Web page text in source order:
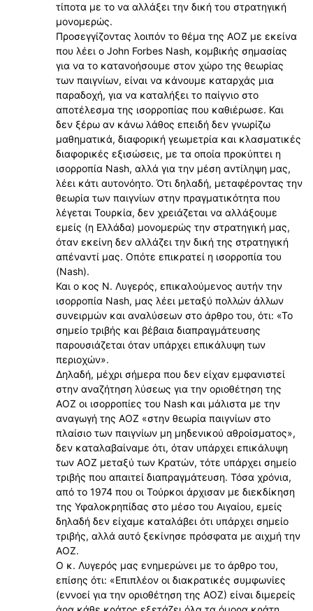
τίποτα με το να αλλάξει την δική του στρατηγική
μονομερώς.
Προσεγγίζοντας λοιπόν το θέμα της ΑΟΖ με εκείνα
που λέει ο John Forbes Nash, κομβικής σημασίας
για να το κατανοήσουμε στον χώρο της θεωρίας
των παιγνίων, είναι να κάνουμε καταρχάς μια
παραδοχή, για να καταλήξει το παίγνιο στο
αποτέλεσμα της ισορροπίας που καθιέρωσε. Και
δεν ξέρω αν κάνω λάθος επειδή δεν γνωρίζω
μαθηματικά, διαφορική γεωμετρία και κλασματικές
διαφορικές εξισώσεις, με τα οποία προκύπτει η
ισορροπία Nash, αλλά για την μέση αντίληψη μας,
λέει κάτι αυτονόητο. Ότι δηλαδή, μεταφέροντας την
θεωρία των παιγνίων στην πραγματικότητα που
λέγεται Τουρκία, δεν χρειάζεται να αλλάξουμε
εμείς (η Ελλάδα) μονομερώς την στρατηγική μας,
όταν εκείνη δεν αλλάζει την δική της στρατηγική
απέναντί μας. Οπότε επικρατεί η ισορροπία του
(Nash).
Και ο κος Ν. Λυγερός, επικαλούμενος αυτήν την
ισορροπία Nash, μας λέει μεταξύ πολλών άλλων
συνειρμών και αναλύσεων στο άρθρο του, ότι: «Το
σημείο τριβής και βέβαια διαπραγμάτευσης
παρουσιάζεται όταν υπάρχει επικάλυψη των
περιοχών».
Δηλαδή, μέχρι σήμερα που δεν είχαν εμφανιστεί
στην αναζήτηση λύσεως για την οριοθέτηση της
ΑΟΖ οι ισορροπίες του Nash και μάλιστα με την
αναγωγή της ΑΟΖ «στην θεωρία παιγνίων στο
πλαίσιο των παιγνίων μη μηδενικού αθροίσματος»,
δεν καταλαβαίναμε ότι, όταν υπάρχει επικάλυψη
των ΑΟΖ μεταξύ των Κρατών, τότε υπάρχει σημείο
τριβής που απαιτεί διαπραγμάτευση. Τόσα χρόνια,
από το 1974 που οι Τούρκοι άρχισαν με διεκδίκηση
της Υφαλοκρηπίδας στο μέσο του Αιγαίου, εμείς
δηλαδή δεν είχαμε καταλάβει ότι υπάρχει σημείο
τριβής, αλλά αυτό ξεκίνησε πρόσφατα με αιχμή την
ΑΟΖ.
Ο κ. Λυγερός μας ενημερώνει με το άρθρο του,
επίσης ότι: «Επιπλέον οι διακρατικές συμφωνίες
(εννοεί για την οριοθέτηση της ΑΟΖ) είναι διμερείς